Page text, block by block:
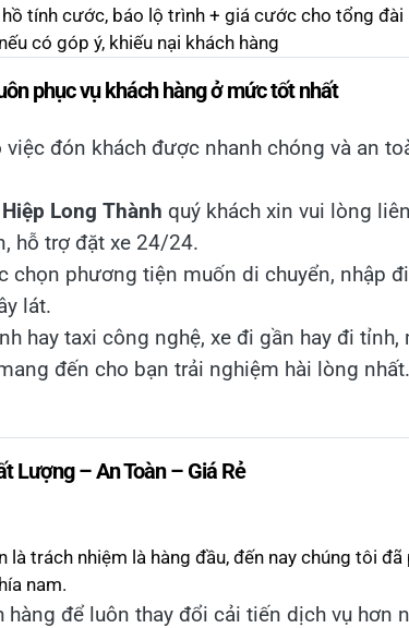
tính cước, báo lộ trình + giá cước cho tổng đài
có góp ý, khiếu nại khách hàng
phục vụ khách hàng ở mức tốt nhất
đón khách được nhanh chóng và an
Long Thành quý khách xin vui lòng
hỗ trợ đặt xe 24/24.
chọn phương tiện muốn di chuyển, nhập
lát.
hay taxi công nghệ, xe đi gần hay đi tỉnh,
đến cho bạn trải nghiệm hài lòng nhất.
Lượng – An Toàn – Giá Rẻ
là trách nhiệm là hàng đầu, đến nay chúng tôi
nam.
hàng để luôn thay đổi cải tiến dịch vụ hơn